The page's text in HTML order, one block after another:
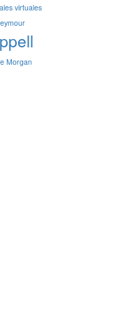
virtuales
Morgan